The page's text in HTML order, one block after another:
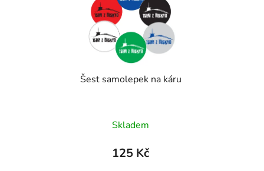
Šest samolepek na káru
hodnocení
produktu
Skladem
125 Kč